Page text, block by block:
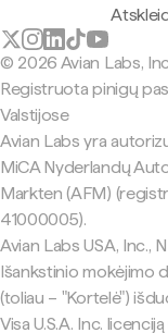
© 2026 Avian Labs, Inc
Registruota pinigų
Valstijose
Avian Labs yra
MiCA Nyderlandų
Markten (AFM)
41000005).
Avian Labs USA, Inc.,
Išankstinio mokėjimo
(toliau – "Kortelė")
Visa U.S.A. Inc.